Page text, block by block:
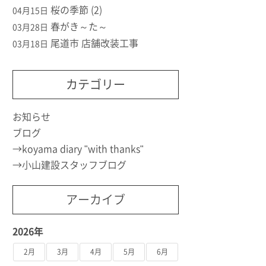
04月15日 桜の季節 (2)
03月28日 春がき～た～
03月18日 尾道市 店舗改装工事
カテゴリー
お知らせ
ブログ
koyama diary "with thanks"
小山建設スタッフブログ
アーカイブ
2026年
2月 3月 4月 5月 6月